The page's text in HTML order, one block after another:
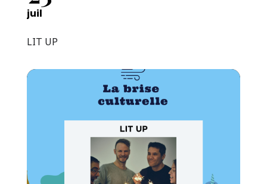
juil
LIT UP